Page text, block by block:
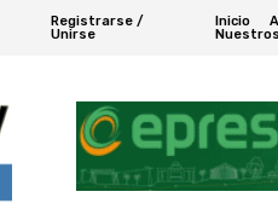
Registrarse /
Unirse
Inicio